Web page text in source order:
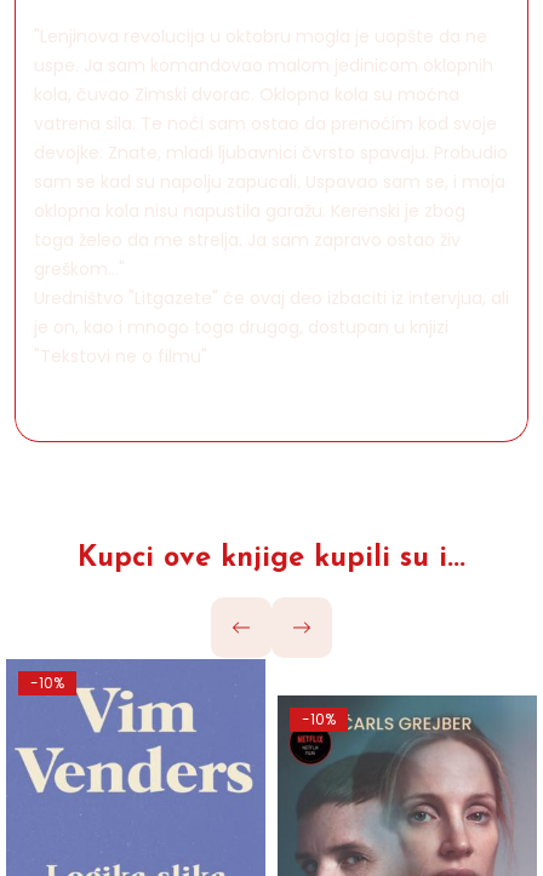
"Lenjinova revolucija u oktobru mogla je uopšte da ne
uspe. Ja sam komandovao malom jedinicom oklopnih
kola, čuvao Zimski dvorac. Oklopna kola su moćna
vatrena sila. Te noći sam ostao da prenoćim kod svoje
devojke. Znate, mladi ljubavnici čvrsto spavaju. Probudio
sam se kad su napolju zapucali. Uspavao sam se, i moja
oklopna kola nisu napustila garažu. Kerenski je zbog
toga želeo da me strelja. Ja sam zapravo ostao živ
greškom..."
Uredništvo "Litgazete" će ovaj deo izbaciti iz intervjua, ali
je on, kao i mnogo toga drugog, dostupan u knjizi
"Tekstovi ne o filmu"
Kupci ove knjige kupili su i...
-10%
-10%